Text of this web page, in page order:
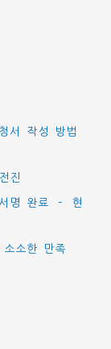
서 작성 방법
진
명 완료 – 현
소한 만족